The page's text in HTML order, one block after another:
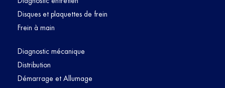
Disques et plaquettes de frein
Frein à main
Diagnostic mécanique
Distribution
Démarrage et Allumage